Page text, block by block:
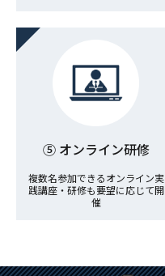
⑤ オンライン研修
複数名参加できるオンライン実
践講座・研修も要望に応じて開
催